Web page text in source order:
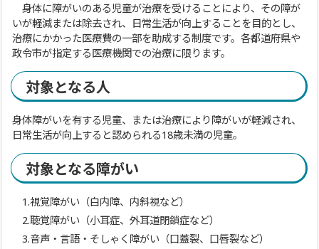
身体に障がいのある児童が治療を受けることにより、その障が
いが軽減または除去され、日常生活が向上することを目的とし、
治療にかかった医療費の一部を助成する制度です。各都道府県や
政令市が指定する医療機関での治療に限ります。
対象となる人
身体障がいを有する児童、または治療により障がいが軽減され、
日常生活が向上すると認められる18歳未満の児童。
対象となる障がい
1.視覚障がい（白内障、内斜視など）
2.聴覚障がい（小耳症、外耳道閉鎖症など）
3.音声・言語・そしゃく障がい（口蓋裂、口唇裂など）